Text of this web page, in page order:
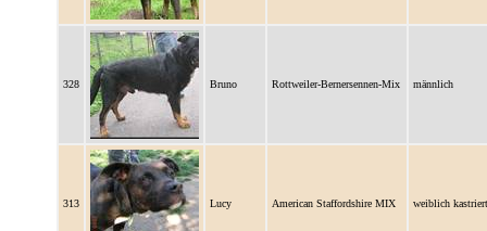
328 Bruno Rottweiler-Bernersennen-Mix männlich
313 Lucy American Staffordshire MIX weiblich kastriert